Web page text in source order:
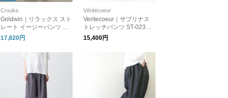
Crouka
Goldwin｜リラックス スト
レート イージーパンツ RE
LAX STRAIGHT EASY PA
NTS ボトムス 軽量 撥水 G
L73179 ゴールドウイン
17,820円
Véritécoeur
Veritecoeur｜サブリナス
トレッチパンツ ST-023
【イージーパンツ】
15,400円